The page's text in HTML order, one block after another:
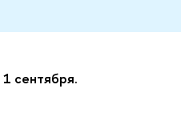
1 сентября.